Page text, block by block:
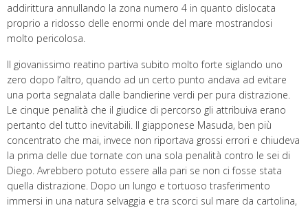
addirittura annullando la zona numero 4 in quanto dislocata
proprio a ridosso delle enormi onde del mare mostrandosi
molto pericolosa.
Il giovanissimo reatino partiva subito molto forte siglando uno
zero dopo l’altro, quando ad un certo punto andava ad evitare
una porta segnalata dalle bandierine verdi per pura distrazione.
Le cinque penalità che il giudice di percorso gli attribuiva erano
pertanto del tutto inevitabili. Il giapponese Masuda, ben più
concentrato che mai, invece non riportava grossi errori e chiudeva
la prima delle due tornate con una sola penalità contro le sei di
Diego. Avrebbero potuto essere alla pari se non ci fosse stata
quella distrazione. Dopo un lungo e tortuoso trasferimento
immersi in una natura selvaggia e tra scorci sul mare da cartolina,